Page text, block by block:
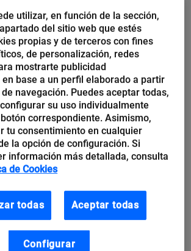
hasta el 30 de junio
utilizar, en función de la sección,
del sitio web que estés
propias y de terceros con fines
de personalización, redes
mostrarte publicidad
base a un perfil elaborado a partir
navegación. Puedes aceptar todas,
su uso individualmente
correspondiente. Asimismo,
tu consentimiento en cualquier
la opción de configuración. Si
información más detallada, consulta
de Cookies
todas Aceptar todas
Configurar